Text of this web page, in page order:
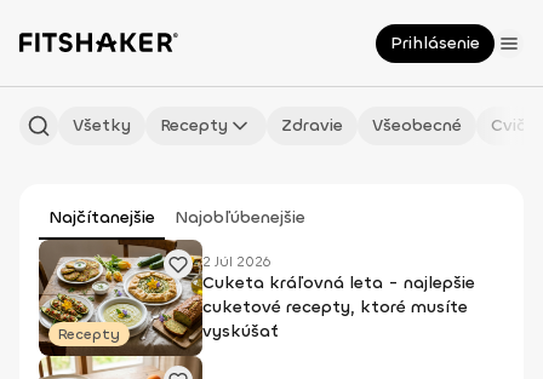
Prihlásenie
Všetky Recepty Zdravie Všeobecné
Najčítanejšie Najobľúbenejšie
Recepty
2 Júl 2026
Cuketa kráľovná leta - najlepšie
cuketové recepty, ktoré musíte
vyskúšať